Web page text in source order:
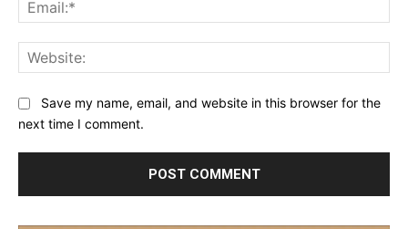
Save my name, email, and website in this browser for the
next time I comment.